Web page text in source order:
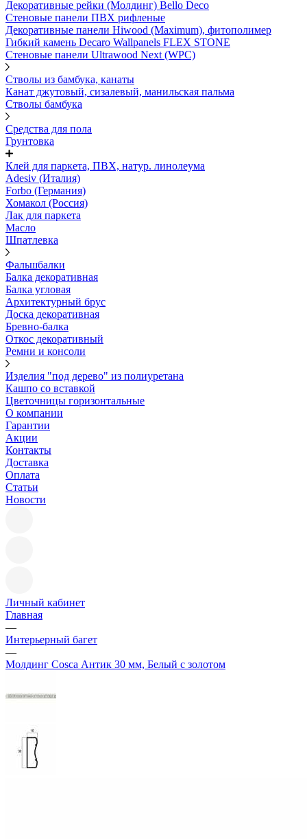
Декоративные рейки (Молдинг) Bello Deco
Стеновые панели ПВХ рифленые
Декоративные панели Hiwood (Maximum), фитополимер
Гибкий камень Decaro Wallpanels FLEX STONE
Стеновые панели Ultrawood Next (WPC)
Стволы из бамбука, канаты
Канат джутовый, сизалевый, манильская пальма
Стволы бамбука
Средства для пола
Грунтовка
Клей для паркета, ПВХ, натур. линолеума
Adesiv (Италия)
Forbo (Германия)
Хомакол (Россия)
Лак для паркета
Масло
Шпатлевка
Фальшбалки
Балка декоративная
Балка угловая
Архитектурный брус
Доска декоративная
Бревно-балка
Откос декоративный
Ремни и консоли
Изделия "под дерево" из полиуретана
Кашпо со вставкой
Цветочницы горизонтальные
О компании
Гарантии
Акции
Контакты
Доставка
Оплата
Статьи
Новости
Личный кабинет
Главная
—
Интерьерный багет
—
Молдинг Cosca Антик 30 мм, Белый с золотом